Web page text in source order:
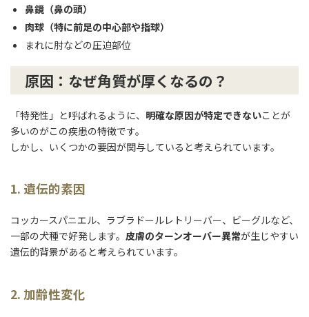
鼻鏡（鼻の頭）
肉球（特に前足の中心部や指球）
まれに肘などの圧迫部位
原因：なぜ角質が厚くなるの？
「特発性」と呼ばれるように、 明確な原因が特定できないことが
多いのがこの疾患の特徴です。
しかし、いくつかの要因が関与していると考えられています。
1. 遺伝的素因
コッカースパニエル、ラブラドールレトリーバー、ビーグルなど、
一部の犬種で好発します。 皮膚のターンオーバー異常が生じやすい
遺伝的背景があると考えられています。
2. 加齢性変化